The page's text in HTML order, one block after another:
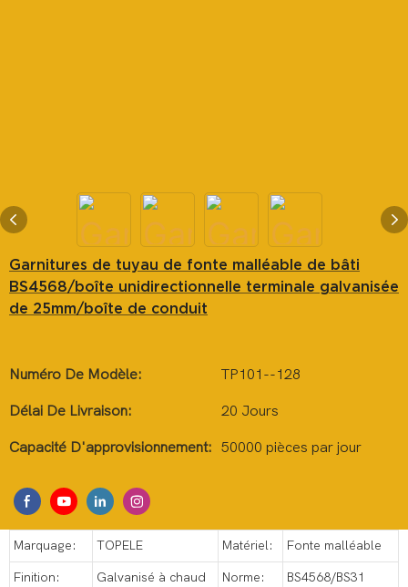
Garnitures de tuyau de fonte malléable de bâti
BS4568/boîte unidirectionnelle terminale galvanisée
de 25mm/boîte de conduit
Numéro De Modèle: TP101--128
Délai De Livraison: 20 Jours
Capacité D'approvisionnement: 50000 pièces par jour
Marquage: TOPELE Matériel: Fonte malléable
Finition: Galvanisé à chaud Norme: BS4568/BS31